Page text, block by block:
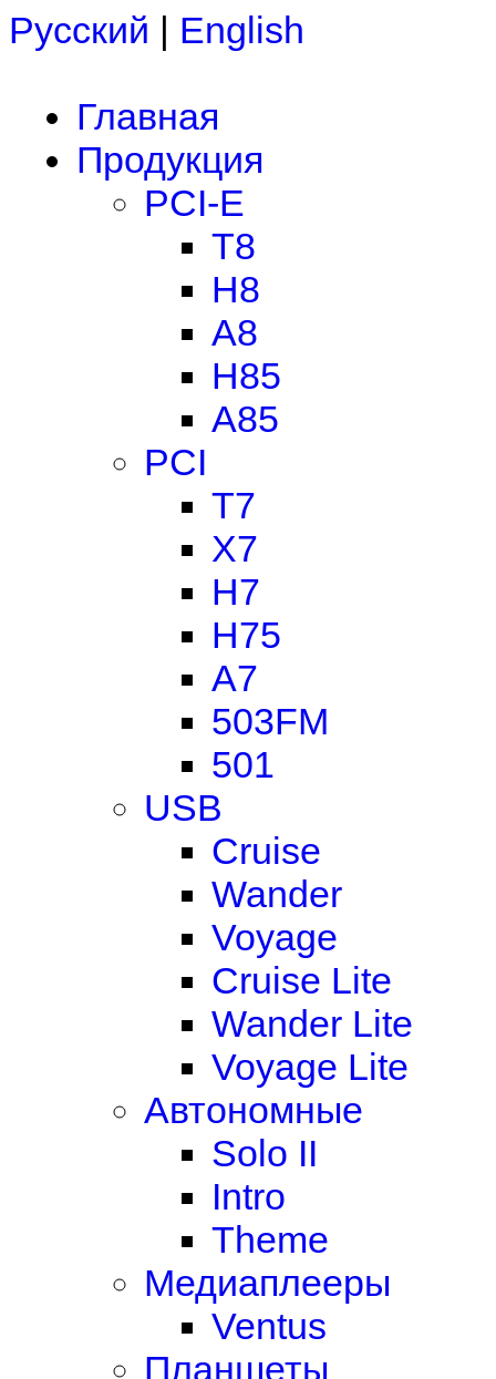
Русский | English
Главная
Продукция
PCI-E
T8
H8
A8
H85
A85
PCI
T7
X7
H7
H75
A7
503FM
501
USB
Cruise
Wander
Voyage
Cruise Lite
Wander Lite
Voyage Lite
Автономные
Solo II
Intro
Theme
Медиаплееры
Ventus
Планшеты